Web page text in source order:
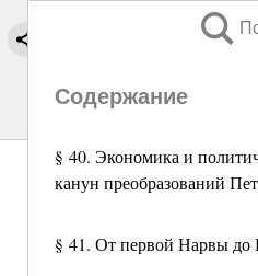
Содержание
§ 40. Экономика и
канун преобразований
§ 41. От первой Нарвы до